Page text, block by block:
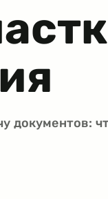
документов: